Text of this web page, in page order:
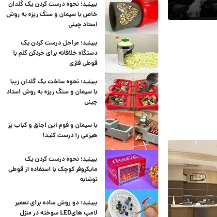
ببینید؛ نحوه درست کردن یک گلدان
خاص با سیمان و سنگ ریزه به روش
استاد چینی
ببینید؛ مراحل درست کردن یک
دستگاه خلاقانه برای خردکن کلم با
قوطی فلزی
ببینید؛ نحوه ساخت یک گلدان زیبا
با سیمان و سنگ ریزه به روش استاد
چینی
با سیمان و فوم این اجاق و کباب پز
هیزمی را درست کنید!
ببینید؛ نحوه درست کردن یک
مایکروفر کوچک با استفاده از قوطی
نوشابه
ببینید؛ دو روش ساده برای تعمیر
لامپ هایLED سوخته در منزل